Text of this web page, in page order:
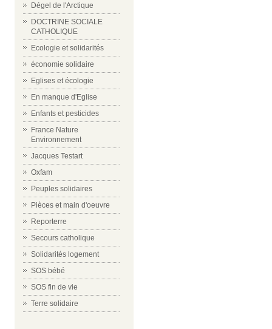
Dégel de l'Arctique
DOCTRINE SOCIALE
CATHOLIQUE
Ecologie et solidarités
économie solidaire
Eglises et écologie
En manque d'Eglise
Enfants et pesticides
France Nature
Environnement
Jacques Testart
Oxfam
Peuples solidaires
Pièces et main d'oeuvre
Reporterre
Secours catholique
Solidarités logement
SOS bébé
SOS fin de vie
Terre solidaire